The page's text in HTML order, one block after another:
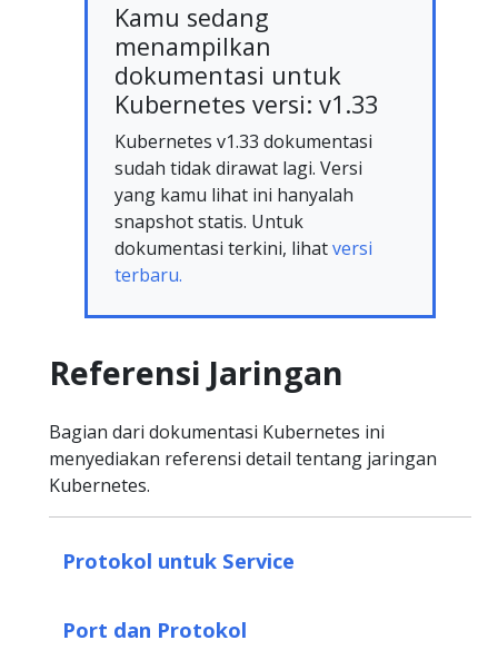
Kamu sedang
menampilkan
dokumentasi untuk
Kubernetes versi: v1.33
Kubernetes v1.33 dokumentasi
sudah tidak dirawat lagi. Versi
yang kamu lihat ini hanyalah
snapshot statis. Untuk
dokumentasi terkini, lihatversi
terbaru.
Referensi Jaringan
Bagian dari dokumentasi Kubernetes ini
menyediakan referensi detail tentang jaringan
Kubernetes.
Protokol untuk Service
Port dan Protokol